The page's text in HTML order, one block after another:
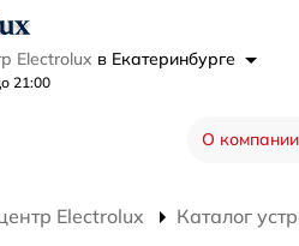
Electrolux в Екатеринбурге
21:00
О компании
Electrolux Каталог